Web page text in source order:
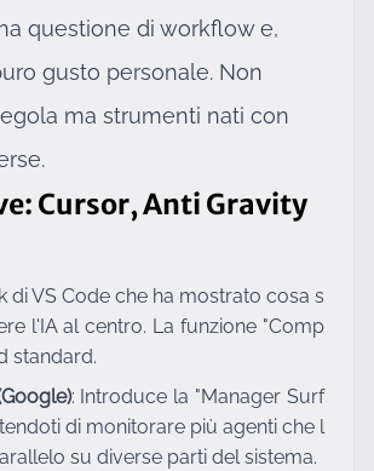
questione di workflow e,
gusto personale. Non
ma strumenti nati con
Cursor, Anti Gravity
di VS Code che ha mostrato cosa s
l'IA al centro. La funzione "Comp
standard.
: Introduce la "Manager Surf
di monitorare più agenti che l
su diverse parti del sistema.